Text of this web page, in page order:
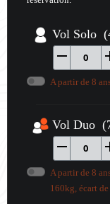
Vol Solo
remove 0
A partir de 8
Vol Duo
remove 0
A partir de 8
160kg, écart